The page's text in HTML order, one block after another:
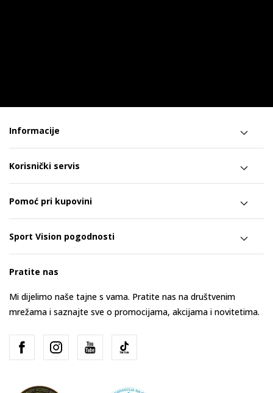
Informacije
Korisnički servis
Pomoć pri kupovini
Sport Vision pogodnosti
Pratite nas
Mi dijelimo naše tajne s vama. Pratite nas na društvenim
mrežama i saznajte sve o promocijama, akcijama i novitetima.